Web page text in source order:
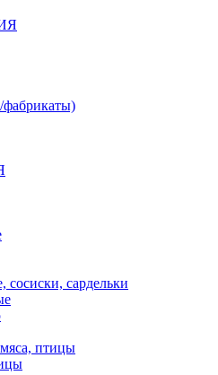
сосиски, сардельки
птицы